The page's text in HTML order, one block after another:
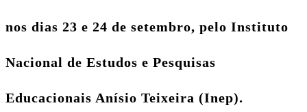
nos dias 23 e 24 de setembro, pelo Instituto
Nacional de Estudos e Pesquisas
Educacionais Anísio Teixeira (Inep).